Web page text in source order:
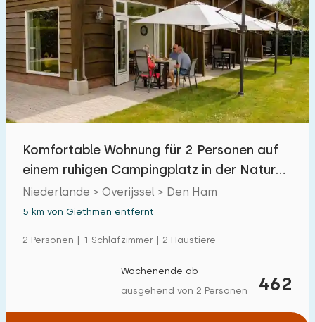
Komfortable Wohnung für 2 Personen auf
einem ruhigen Campingplatz in der Natur
von Twente
Niederlande > Overijssel > Den Ham
5 km von Giethmen entfernt
2 Personen | 1 Schlafzimmer | 2 Haustiere
462
Wochenende ab
ausgehend von 2 Personen